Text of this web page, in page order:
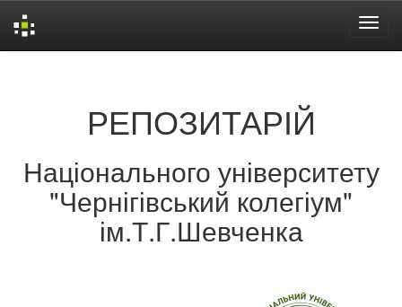
РЕПОЗИТАРІЙ
Національного університету
"Чернігівський колегіум"
ім.Т.Г.Шевченка